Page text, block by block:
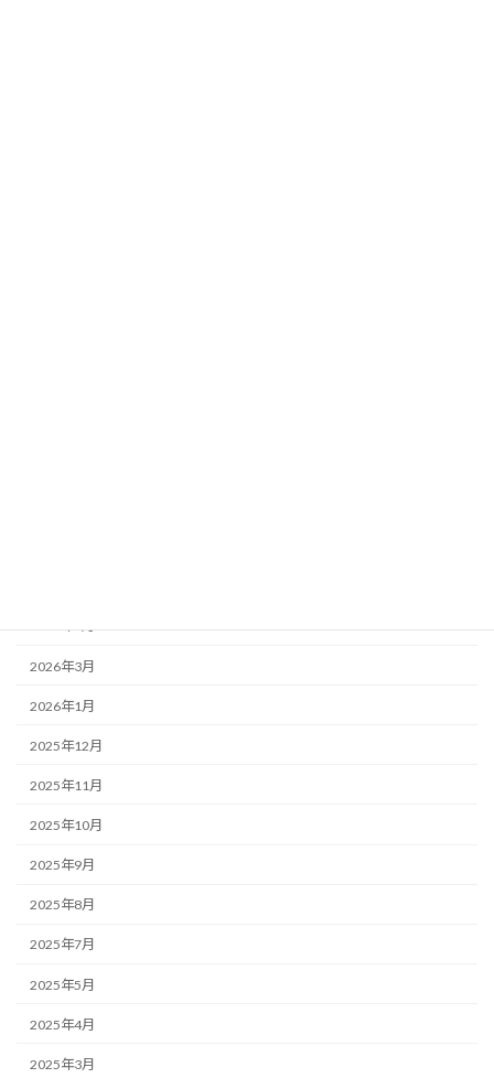
2026年4月
2026年3月
2026年1月
2025年12月
2025年11月
2025年10月
2025年9月
2025年8月
2025年7月
2025年5月
2025年4月
2025年3月